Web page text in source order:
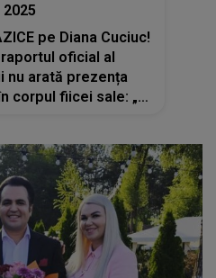
pe Diana Cuciuc!
oficial al
nu arată prezența
corpul fiicei sale: „A